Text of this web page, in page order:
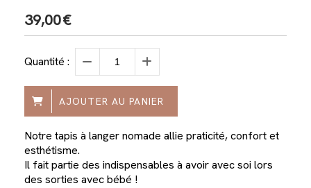
39,00€
Quantité :
AJOUTER AU PANIER
Notre tapis à langer nomade allie praticité, confort et
esthétisme.
Il fait partie des indispensables à avoir avec soi lors
des sorties avec bébé !